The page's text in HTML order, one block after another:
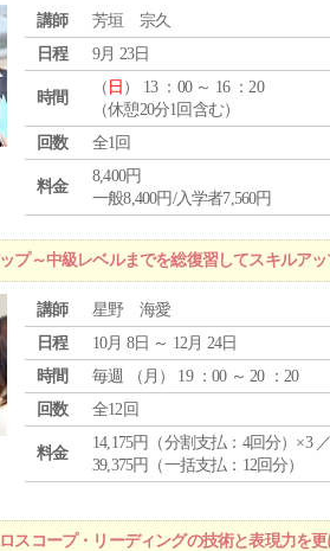
講師
芳垣 宗久
日程
9月 23日
時間
（ 日 ） 13 ：00 ～ 16 ：20
（休憩20分1回含む）
回数
全1回
料金
8,400円
一般8,400円/入学者7,560円
プ～中級レベルまでを総復習してスキルア
講師
星野 海愛
日程
10月 8日 ～ 12月 24日
時間
毎週 （ 月 ） 19 ：00 ～ 20 ：20
回数
全12回
料金
14,175円（分割支払：4回分）×3
39,375円（一括支払：12回分）
スコープ・リーディングの技術と表現力を